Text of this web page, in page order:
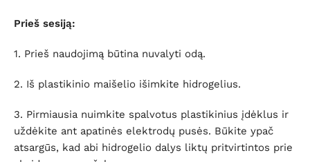
Prieš sesiją:
1. Prieš naudojimą būtina nuvalyti odą.
2. Iš plastikinio maišelio išimkite hidrogelius.
3. Pirmiausia nuimkite spalvotus plastikinius įdėklus ir
uždėkite ant apatinės elektrodų pusės. Būkite ypač
atsargūs, kad abi hidrogelio dalys liktų pritvirtintos prie